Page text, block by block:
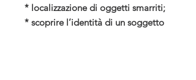
* localizzazione di oggetti smarriti;
* scoprire l’identità di un soggetto